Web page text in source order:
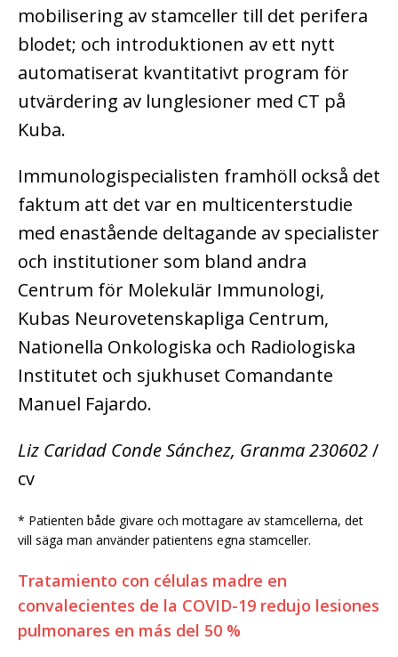
mobilisering av stamceller till det perifera
blodet; och introduktionen av ett nytt
automatiserat kvantitativt program för
utvärdering av lunglesioner med CT på
Kuba.
Immunologispecialisten framhöll också det
faktum att det var en multicenterstudie
med enastående deltagande av specialister
och institutioner som bland andra
Centrum för Molekulär Immunologi,
Kubas Neurovetenskapliga Centrum,
Nationella Onkologiska och Radiologiska
Institutet och sjukhuset Comandante
Manuel Fajardo.
Liz Caridad Conde Sánchez, Granma 230602/
cv
* Patienten både givare och mottagare av stamcellerna, det
vill säga man använder patientens egna stamceller.
Tratamiento con células madre en
convalecientes de la COVID-19 redujo lesiones
pulmonares en más del 50 %